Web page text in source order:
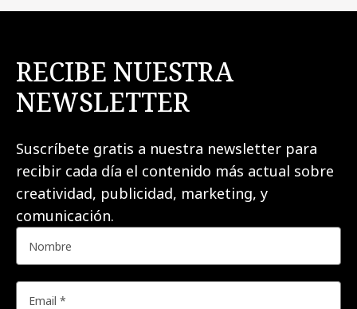
RECIBE NUESTRA
NEWSLETTER
Suscríbete gratis a nuestra newsletter para
recibir cada día el contenido más actual sobre
creatividad, publicidad, marketing, y
comunicación.